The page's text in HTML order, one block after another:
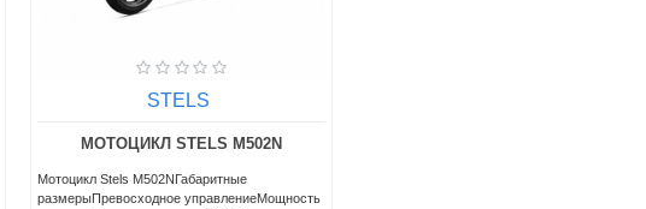
STELS
МОТОЦИКЛ STELS M502N
Мотоцикл Stels M502NГабаритные
размерыПревосходное управлениеМощность